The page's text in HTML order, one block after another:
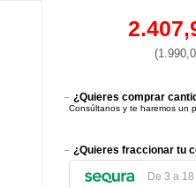
¿Quieres comprar
Consúltanos y te haremos un
¿Quieres fraccionar tu
De 3 a